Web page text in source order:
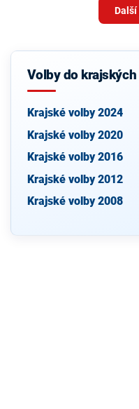
Další
Volby do
Krajské volby 2024
Krajské volby 2020
Krajské volby 2016
Krajské volby 2012
Krajské volby 2008